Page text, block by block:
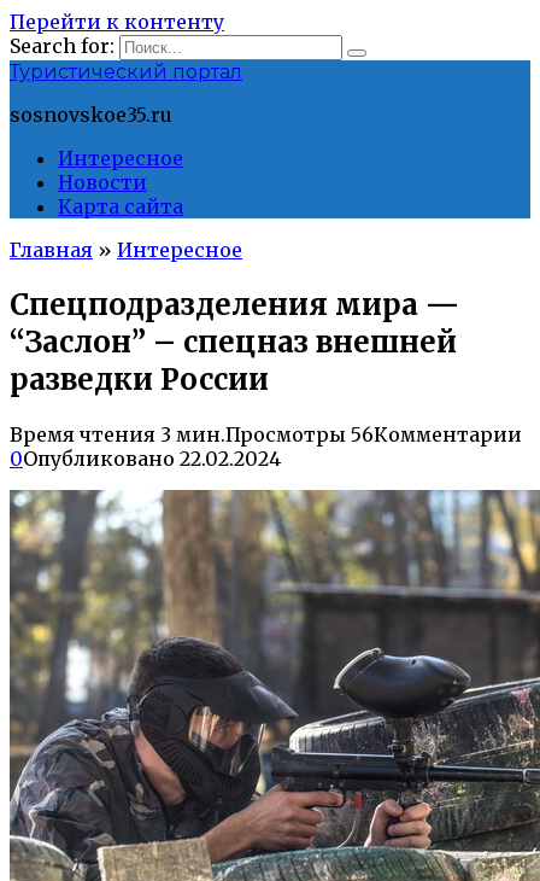
Перейти к контенту
Search for:
Туристический портал
sosnovskoe35.ru
Интересное
Новости
Карта сайта
Главная » Интересное
Спецподразделения мира —
“Заслон” – спецназ внешней
разведки России
Время чтения 3 мин.Просмотры 56Комментарии
0Опубликовано 22.02.2024